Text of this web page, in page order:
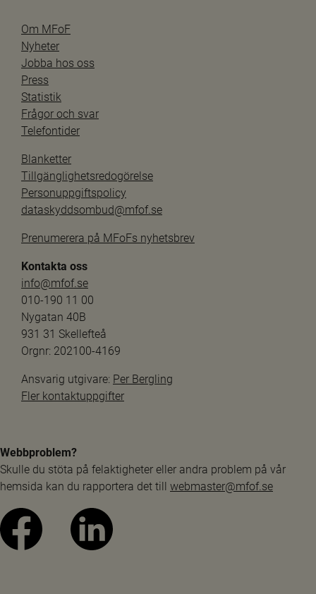
Om MFoF
Nyheter
Jobba hos oss
Press
Statistik
Frågor och svar
Telefontider
Blanketter
Tillgänglighetsredogörelse
Personuppgiftspolicy
dataskyddsombud@mfof.se
Prenumerera på MFoFs nyhetsbrev
Kontakta oss
info@mfof.se
010-190 11 00
Nygatan 40B
931 31 Skellefteå
Orgnr: 202100-4169
Ansvarig utgivare: Per Bergling
Fler kontaktuppgifter
Webbproblem?
Skulle du stöta på felaktigheter eller andra problem på vår
hemsida kan du rapportera det till webmaster@mfof.se